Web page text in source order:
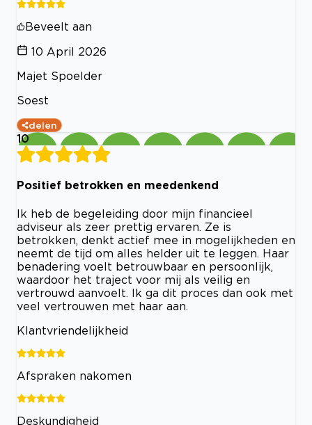
Beveelt aan
10 April 2026
Majet Spoelder
Soest
delen
10
Positief betrokken en meedenkend
Ik heb de begeleiding door mijn financieel
adviseur als zeer prettig ervaren. Ze is
betrokken, denkt actief mee in mogelijkheden en
neemt de tijd om alles helder uit te leggen. Haar
benadering voelt betrouwbaar en persoonlijk,
waardoor het traject voor mij als veilig en
vertrouwd aanvoelt. Ik ga dit proces dan ook met
veel vertrouwen met haar aan.
Klantvriendelijkheid
Afspraken nakomen
Deskundigheid